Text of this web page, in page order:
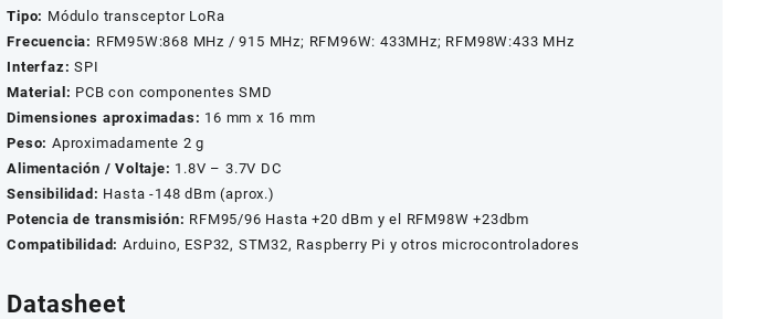
Tipo: Módulo transceptor LoRa
Frecuencia: RFM95W:868 MHz / 915 MHz; RFM96W: 433MHz; RFM98W:433 MHz
Interfaz: SPI
Material: PCB con componentes SMD
Dimensiones aproximadas: 16 mm x 16 mm
Peso: Aproximadamente 2 g
Alimentación / Voltaje: 1.8V – 3.7V DC
Sensibilidad: Hasta -148 dBm (aprox.)
Potencia de transmisión: RFM95/96 Hasta +20 dBm y el RFM98W +23dbm
Compatibilidad: Arduino, ESP32, STM32, Raspberry Pi y otros microcontroladores
Datasheet